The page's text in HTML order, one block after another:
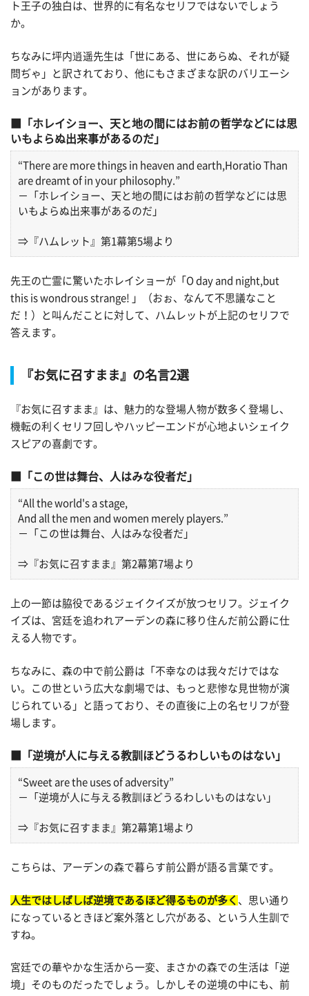
ト王子の独白は、世界的に有名なセリフではないでしょう
か。
ちなみに坪内逍遥先生は「世にある、世にあらぬ、それが疑
問ぢゃ」と訳されており、他にもさまざまな訳のバリエーシ
ョンがあります。
「ホレイショー、天と地の間にはお前の哲学などには思
いもよらぬ出来事があるのだ」
“There are more things in heaven and earth,Horatio Than
are dreamt of in your philosophy.”
－「ホレイショー、天と地の間にはお前の哲学などには思
いもよらぬ出来事があるのだ」
⇒『ハムレット』第1幕第5場より
先王の亡霊に驚いたホレイショーが「O day and night,but
this is wondrous strange! 」（おぉ、なんて不思議なこと
だ！）と叫んだことに対して、ハムレットが上記のセリフで
答えます。
『お気に召すまま』の名言2選
『お気に召すまま』は、魅力的な登場人物が数多く登場し、
機転の利くセリフ回しやハッピーエンドが心地よいシェイク
スピアの喜劇です。
「この世は舞台、人はみな役者だ」
“All the world's a stage,
And all the men and women merely players.”
－「この世は舞台、人はみな役者だ」
⇒『お気に召すまま』第2幕第7場より
上の一節は脇役であるジェイクイズが放つセリフ。ジェイク
イズは、宮廷を追われアーデンの森に移り住んだ前公爵に仕
える人物です。
ちなみに、森の中で前公爵は「不幸なのは我々だけではな
い。この世という広大な劇場では、もっと悲惨な見世物が演
じられている」と語っており、その直後に上の名セリフが登
場します。
「逆境が人に与える教訓ほどうるわしいものはない」
“Sweet are the uses of adversity”
－「逆境が人に与える教訓ほどうるわしいものはない」
⇒『お気に召すまま』第2幕第1場より
こちらは、アーデンの森で暮らす前公爵が語る言葉です。
人生ではしばしば逆境であるほど得るものが多く 、思い通り
になっているときほど案外落とし穴がある、という人生訓で
すね。
宮廷での華やかな生活から一変、まさかの森での生活は「逆
境」そのものだったでしょう。しかしその逆境の中にも、前